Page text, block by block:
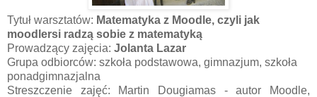
Tytuł warsztatów: Matematyka z Moodle, czyli jak
moodlersi radzą sobie z matematyką
Prowadzący zajęcia: Jolanta Lazar
Grupa odbiorców: szkoła podstawowa, gimnazjum, szkoła
ponadgimnazjalna
Streszczenie zajęć: Martin Dougiamas - autor Moodle,